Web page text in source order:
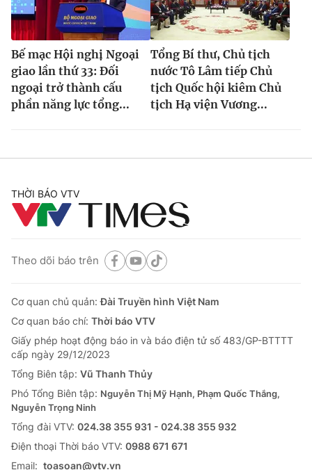
Bế mạc Hội nghị Ngoại
giao lần thứ 33: Đối
ngoại trở thành cấu
phần năng lực tổng...
Tổng Bí thư, Chủ tịch
nước Tô Lâm tiếp Chủ
tịch Quốc hội kiêm Chủ
tịch Hạ viện Vương...
THỜI BÁO VTV
Theo dõi báo trên
Cơ quan chủ quản:Đài Truyền hình Việt Nam
Cơ quan báo chí: Thời báo VTV
Giấy phép hoạt động báo in và báo điện tử số 483/GP-BTTTT
cấp ngày 29/12/2023
Tổng Biên tập: Vũ Thanh Thủy
Phó Tổng Biên tập: Nguyễn Thị Mỹ Hạnh, Phạm Quốc Thắng,
Nguyễn Trọng Ninh
Tổng đài VTV: 024.38 355 931 - 024.38 355 932
Ðiện thoại Thời báo VTV: 0988 671 671
Email: toasoan@vtv.vn